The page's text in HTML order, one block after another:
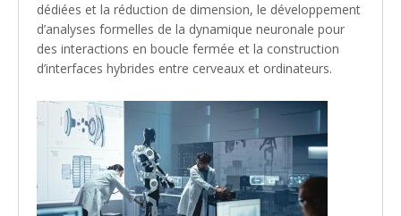
dédiées et la réduction de dimension, le développement
d’analyses formelles de la dynamique neuronale pour
des interactions en boucle fermée et la construction
d’interfaces hybrides entre cerveaux et ordinateurs.